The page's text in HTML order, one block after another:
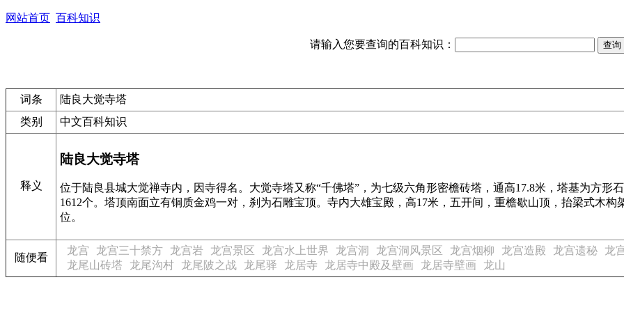
网站首页 百科知识
请输入您要查询的百科知识：
词条
陆良大觉寺塔
类别
中文百科知识
释义
陆良大觉寺塔
位于陆良县城大觉禅寺内，因寺得名。大觉寺塔又称“千佛塔”，为七级六角形密檐砖塔，通高17.8米，塔基为方形
1612个。塔顶南面立有铜质金鸡一对，刹为石雕宝顶。寺内大雄宝殿，高17米，五开间，重檐歇山顶，抬梁式木
位。
随便看
龙宫 龙宫三十禁方 龙宫岩 龙宫景区 龙宫水上世界 龙宫洞 龙宫洞风景区 龙宫烟柳 龙宫造殿 龙宫遗秘
龙
龙尾山砖塔
龙尾沟村 龙尾陂之战 龙尾驿 龙居寺 龙居寺中殿及壁画 龙居寺壁画 龙山